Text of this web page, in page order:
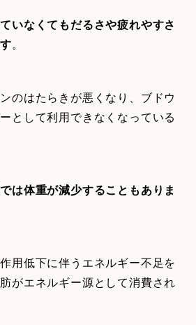
いなくてもだるさや疲れやすさ
。
のはたらきが悪くなり、ブドウ
として利用できなくなっている
は体重が減少することもありま
用低下に伴うエネルギー不足を
がエネルギー源として消費され